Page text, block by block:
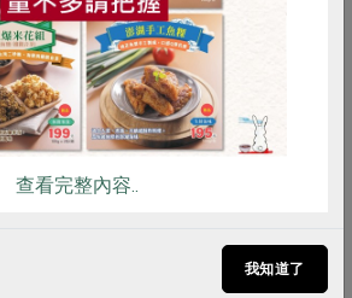
推薦閱讀
查看完整內容..
我知道了